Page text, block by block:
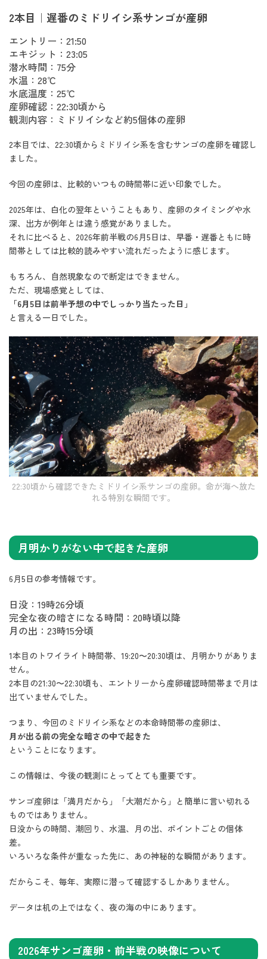
2本目｜遅番のミドリイシ系サンゴが産卵
エントリー：21:50
エキジット：23:05
潜水時間：75分
水温：28℃
水底温度：25℃
産卵確認：22:30頃から
観測内容：ミドリイシなど約5個体の産卵
2本目では、22:30頃からミドリイシ系を含むサンゴの産卵を確認し
ました。
今回の産卵は、比較的いつもの時間帯に近い印象でした。
2025年は、白化の翌年ということもあり、産卵のタイミングや水
深、出方が例年とは違う感覚がありました。
それに比べると、2026年前半戦の6月5日は、早番・遅番ともに時
間帯としては比較的読みやすい流れだったように感じます。
もちろん、自然現象なので断定はできません。
ただ、現場感覚としては、
「6月5日は前半予想の中でしっかり当たった日」
と言える一日でした。
22:30頃から確認できたミドリイシ系サンゴの産卵。命が海へ放た
れる特別な瞬間です。
月明かりがない中で起きた産卵
6月5日の参考情報です。
日没：19時26分頃
完全な夜の暗さになる時間：20時頃以降
月の出：23時15分頃
1本目のトワイライト時間帯、19:20〜20:30頃は、月明かりがありま
せん。
2本目の21:30〜22:30頃も、エントリーから産卵確認時間帯まで月は
出ていませんでした。
つまり、今回のミドリイシ系などの本命時間帯の産卵は、
月が出る前の完全な暗さの中で起きた
ということになります。
この情報は、今後の観測にとってとても重要です。
サンゴ産卵は「満月だから」「大潮だから」と簡単に言い切れる
ものではありません。
日没からの時間、潮回り、水温、月の出、ポイントごとの個体
差。
いろいろな条件が重なった先に、あの神秘的な瞬間があります。
だからこそ、毎年、実際に潜って確認するしかありません。
データは机の上ではなく、夜の海の中にあります。
2026年サンゴ産卵・前半戦の映像について